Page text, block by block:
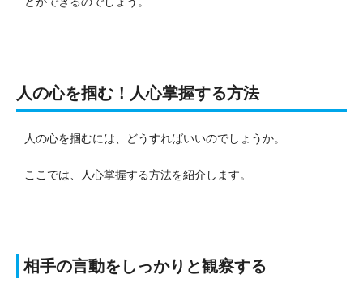
人の心を掴む！人心掌握する方法
人の心を掴むには、どうすればいいのでしょうか。
ここでは、人心掌握する方法を紹介します。
相手の言動をしっかりと観察する